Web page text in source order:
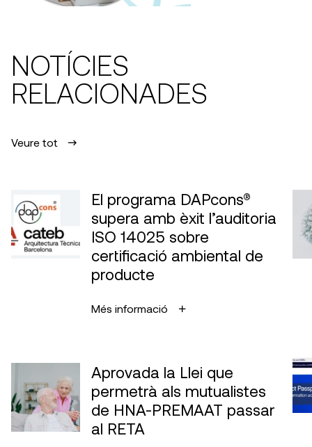
NOTÍCIES
RELACIONADES
Veure tot
El programa DAPcons®
supera amb èxit l’auditoria
ISO 14025 sobre
certificació ambiental de
producte
Més informació
Aprovada la Llei que
permetrà als mutualistes
de HNA-PREMAAT passar
al RETA